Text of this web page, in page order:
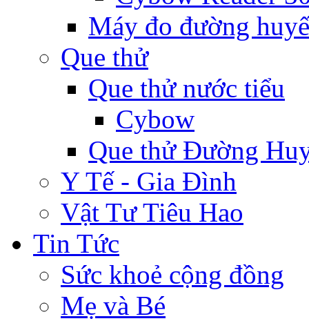
Máy đo đường
Que thử
Que thử nước tiểu
Cybow
Que thử Đường
Y Tế - Gia Đình
Vật Tư Tiêu Hao
Tin Tức
Sức khoẻ cộng đồng
Mẹ và Bé